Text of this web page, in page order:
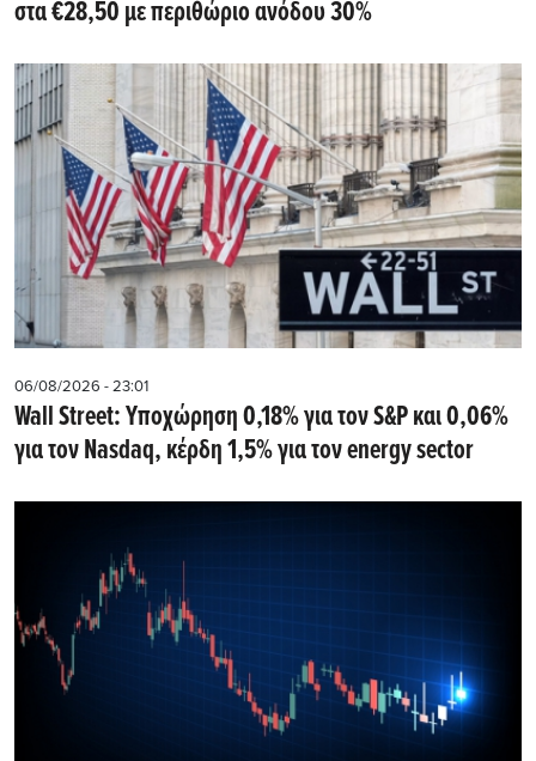
στα €28,50 με περιθώριο ανόδου 30%
06/08/2026 - 23:01
Wall Street: Υποχώρηση 0,18% για τον S&P και 0,06%
για τον Nasdaq, κέρδη 1,5% για τον energy sector